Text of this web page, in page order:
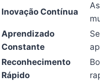
Inovação Contínua
Aprendizado
Constante
Reconhecimento
Rápido